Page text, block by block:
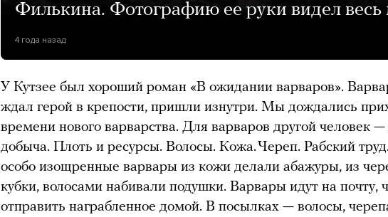
Филькина. Фотографию ее руки видел
4 года назад
У Кутзее был хороший роман «В ожидании варваров».
ждал герой в крепости, пришли изнутри. Мы дождались
времени нового варварства. Для варваров другой человек —
добыча. Плоть и ресурсы. Волосы. Кожа. Череп. Рабский
особо изощренные варвары из кожи делали абажуры, из
кубки, волосами набивали подушки. Варвары идут на почту,
отправить награбленное домой. В посылках — волосы,